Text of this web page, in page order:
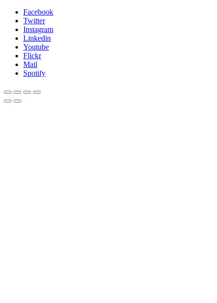
Facebook
Twitter
Instagram
Linkedin
Youtube
Flickr
Mail
Spotify